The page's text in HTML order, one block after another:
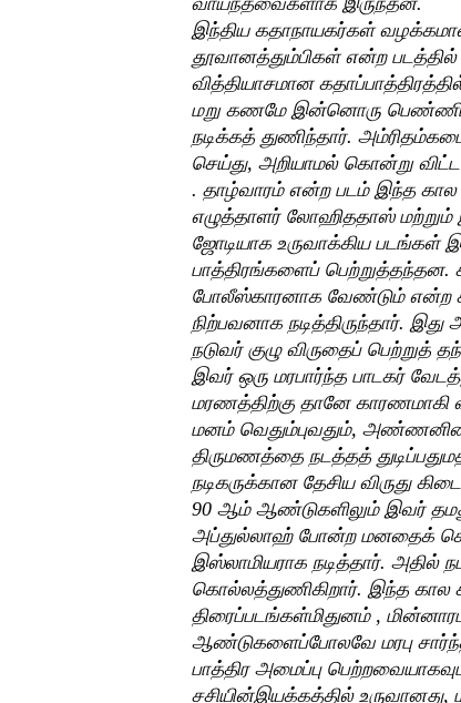
இந்திய கதாநாயகர்கள்
தூவானத்தும்பிகள் என்ற
வித்தியாசமான
மறு கணமே இன்னொரு
நடிக்கத் துணிந்தார்.
செய்து, அறியாமல் கொன்று விட்ட
. தாழ்வாரம் என்ற படம் இந்த கால
எழுத்தாளர் லோஹிததாஸ்
ஜோடியாக உருவாக்கிய படங்கள்
பாத்திரங்களைப் பெற்றுத்தந்தன.
போலீஸ்காரனாக வேண்டும் என்ற
நிற்பவனாக நடித்திருந்தார். இது
நடுவர் குழு விருதைப் பெற்றுத்
இவர் ஒரு மரபார்ந்த பாடகர்
மரணத்திற்கு தானே காரணமாகி
மனம் வெதும்புவதும்,
திருமணத்தை நடத்தத்
நடிகருக்கான தேசிய விருது
90 ஆம் ஆண்டுகளிலும் இவர்
அப்துல்லாஹ் போன்ற மனதைக்
இஸ்லாமியராக நடித்தார். அதில்
கொல்லத்துணிகிறார். இந்த கால
திரைப்படங்கள்மிதுனம் ,
ஆண்டுகளைப்போலவே மரபு
பாத்திர அமைப்பு
சசியின்இயக்கத்தில் உருவானது,